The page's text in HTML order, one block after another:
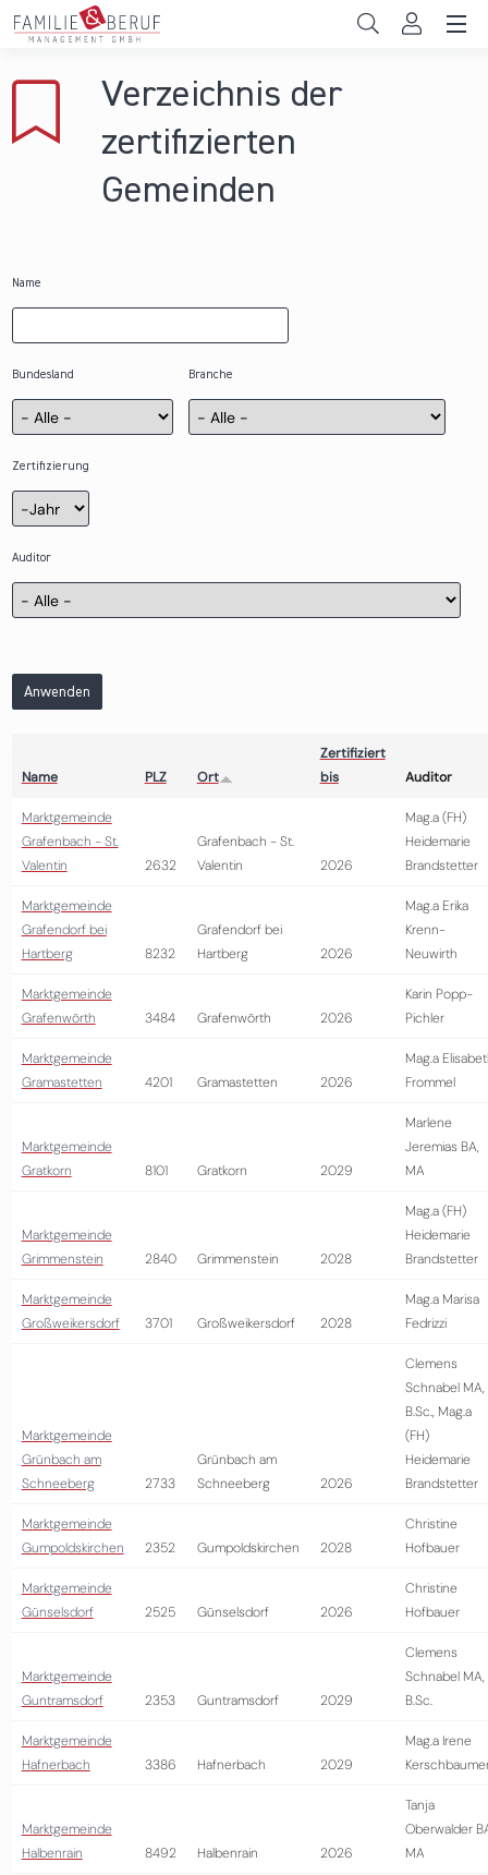
Direkt zum Inhalt
Gemeinden
Hochschulen
Verzeichnis der
zertifizierten
Gemeinden
Name
Bundesland Branche
Zertifizierung
Zertifizierung
Jahr
Auditor
Anwenden
Name PLZ Ort
Zertifiziert
bis
Auditor
Marktgemeinde
Grafenbach - St.
Valentin
2632
Grafenbach - St.
Valentin
2026
Mag.a (FH)
Heidemarie
Brandstetter
Marktgemeinde
Grafendorf bei
Hartberg
8232
Grafendorf bei
Hartberg
2026
Mag.a Erika
Krenn-
Neuwirth
Marktgemeinde
Grafenwörth
3484 Grafenwörth 2026
Karin Popp-
Pichler
Marktgemeinde
Gramastetten
4201 Gramastetten 2026
Mag.a
Frommel
Marktgemeinde
Gratkorn
8101 Gratkorn 2029
Marlene
Jeremias BA,
MA
Marktgemeinde
Grimmenstein
2840 Grimmenstein 2028
Mag.a (FH)
Heidemarie
Brandstetter
Marktgemeinde
Großweikersdorf
3701 Großweikersdorf 2028
Mag.a Marisa
Fedrizzi
Marktgemeinde
Grünbach am
Schneeberg
2733
Grünbach am
Schneeberg
2026
Clemens
Schnabel MA,
B.Sc., Mag.a
(FH)
Heidemarie
Brandstetter
Marktgemeinde
Gumpoldskirchen
2352 Gumpoldskirchen 2028
Christine
Hofbauer
Marktgemeinde
Günselsdorf
2525 Günselsdorf 2026
Christine
Hofbauer
Marktgemeinde
Guntramsdorf
2353 Guntramsdorf 2029
Clemens
Schnabel MA,
B.Sc.
Marktgemeinde
Hafnerbach
3386 Hafnerbach 2029
Mag.a Irene
Marktgemeinde
Halbenrain
8492 Halbenrain 2026
Tanja
Oberwalder
MA